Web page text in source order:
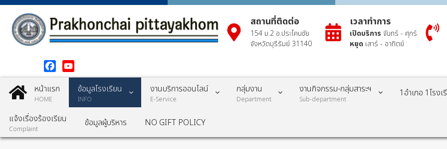
สถานที่ติดต่อ
154 ม.2 อ.ประโคนชัย
จังหวัดบุรีรัมย์ 31140
เวลาทำการ
เปิดบริการ จันทร์ - ศุกร์
หยุด เสาร์ - อาทิตย์
Facebook
YouTube
หน้าแรก
HOME
ข้อมูลโรงเรียน
INFO
งานบริการออนไลน์
E-Service
กลุ่มงาน
Department
งานกิจกรรม-กลุ่มสาระฯ
Sub-department
1อำเภอ 1โรง
แจ้งเรื่องร้องเรียน
Complaint
ข้อมูลผู้บริหาร NO GIFT POLICY